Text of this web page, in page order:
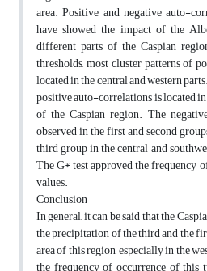
area. Positive and negative auto-
have showed the impact of the
different parts of the Caspian
thresholds, most cluster patterns of
located in the central and western
positive auto-correlations is located
of the Caspian region. The
observed in the first and second
third group in the central and
The G* test approved the frequency
values.
Conclusion
In general, it can be said that the
the precipitation of the third and the
area of this region, especially in the